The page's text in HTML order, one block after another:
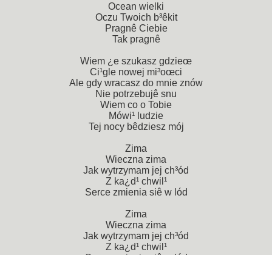
Ocean wielki
Oczu Twoich b³êkit
Pragnê Ciebie
Tak pragnê
Wiem ¿e szukasz gdzieœ
Ci¹gle nowej mi³oœci
Ale gdy wracasz do mnie znów
Nie potrzebujê snu
Wiem co o Tobie
Mówi¹ ludzie
Tej nocy bêdziesz mój
Zima
Wieczna zima
Jak wytrzymam jej ch³ód
Z ka¿d¹ chwil¹
Serce zmienia siê w lód
Zima
Wieczna zima
Jak wytrzymam jej ch³ód
Z ka¿d¹ chwil¹